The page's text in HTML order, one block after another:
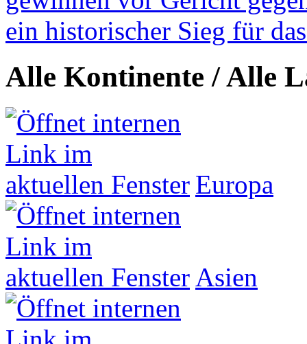
ein historischer Sieg für
Alle Kontinente / Alle
Europa
Asien